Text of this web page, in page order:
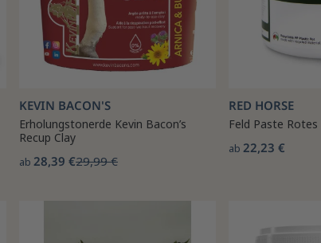
KEVIN BACON'S
Erholungstonerde Kevin Bacon’s
Recup Clay
ab 28,39 €29,99 €
RED HORSE
Feld Paste Rotes
ab 22,23 €